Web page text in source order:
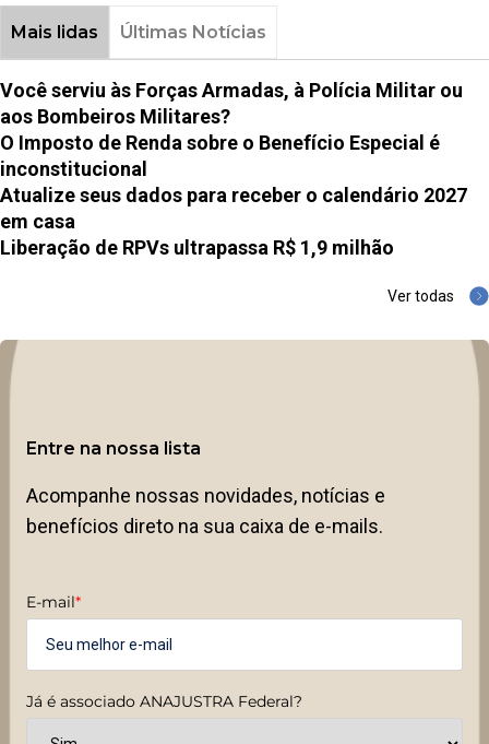
Mais lidas Últimas Notícias
Você serviu às Forças Armadas, à Polícia Militar ou
aos Bombeiros Militares?
O Imposto de Renda sobre o Benefício Especial é
inconstitucional
Atualize seus dados para receber o calendário 2027
em casa
Liberação de RPVs ultrapassa R$ 1,9 milhão
Ver todas
Entre na nossa lista
Acompanhe nossas novidades, notícias e
benefícios direto na sua caixa de e-mails.
E-mail*
Já é associado ANAJUSTRA Federal?